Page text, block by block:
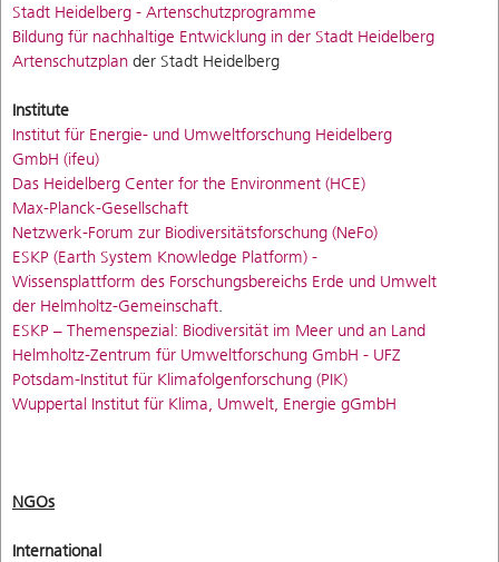
Stadt Heidelberg - Artenschutzprogramme
Bildung für nachhaltige Entwicklung in der Stadt Heidelberg
Artenschutzplan der Stadt Heidelberg
Institute
Institut für Energie- und Umweltforschung Heidelberg
GmbH (ifeu)
Das Heidelberg Center for the Environment (HCE)
Max-Planck-Gesellschaft
Netzwerk-Forum zur Biodiversitätsforschung (NeFo)
ESKP (Earth System Knowledge Platform) -
Wissensplattform des Forschungsbereichs Erde und Umwelt
der Helmholtz-Gemeinschaft
ESKP – Themenspezial: Biodiversität im Meer und an Land
Helmholtz-Zentrum für Umweltforschung GmbH - UFZ
Potsdam-Institut für Klimafolgenforschung (PIK)
Wuppertal Institut für Klima, Umwelt, Energie gGmbH
NGOs
International